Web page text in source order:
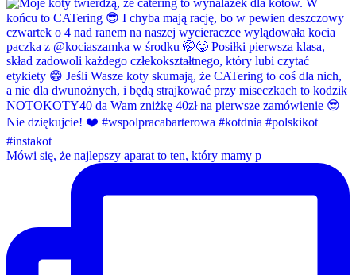
Mówi się, że najlepszy aparat to ten, który mamy p